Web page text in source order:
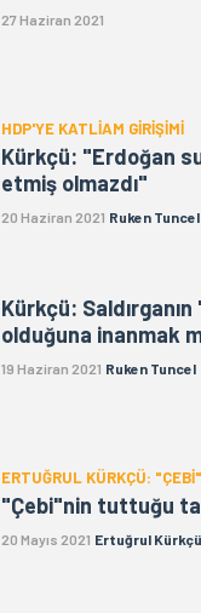
27 Haziran 2021
HDP'YE KATLİAM GİRİŞİMİ
Kürkçü: "Erdoğan
etmiş olmazdı"
20 Haziran 2021 Ruken Tuncel
Kürkçü:
olduğuna inanmak
19 Haziran 2021 Ruken Tuncel
ERTUĞRUL KÜRKÇÜ:
"Çebi"nin tuttuğu
20 Mayıs 2021 Ertuğrul Kürkçü